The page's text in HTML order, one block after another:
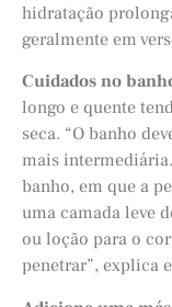
hidratação
geralmente em
Cuidados no
longo e quente
seca. “O banho
mais
banho, em que a
uma camada leve
ou loção para o
penetrar”, explica